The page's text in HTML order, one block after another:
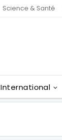
Science & Santé
International